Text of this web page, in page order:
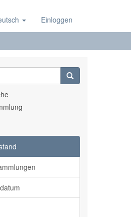
Einloggen